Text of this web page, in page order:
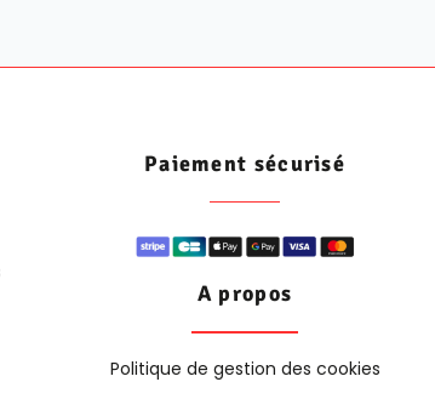
Paiement sécurisé
A propos
Politique de gestion des cookies